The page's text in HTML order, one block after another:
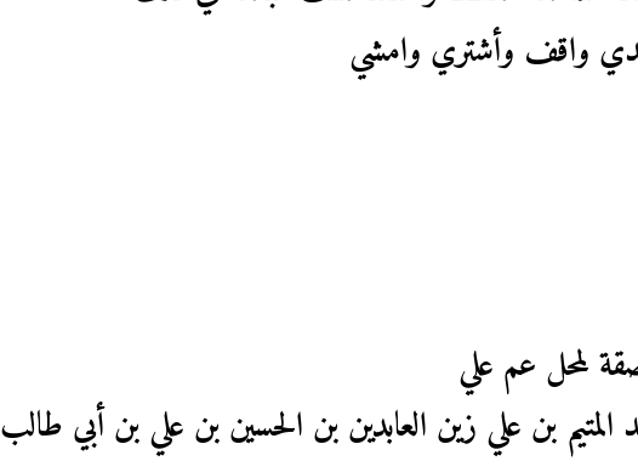
واقف وأشتري وامشي
لمحل عم علي
بن علي زين العابدين بن الحسين بن علي بن أبي طالب